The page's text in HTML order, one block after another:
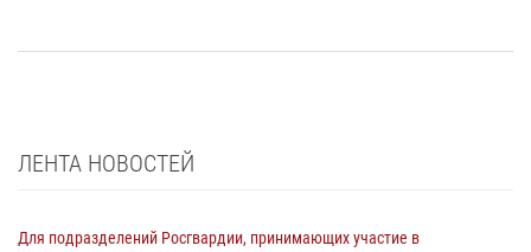
ЛЕНТА НОВОСТЕЙ
Для подразделений Росгвардии, принимающих участие в